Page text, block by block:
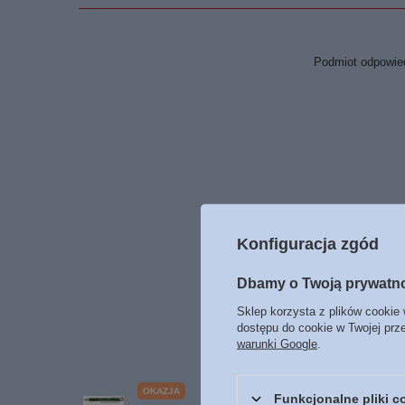
Podmiot
OKAZJA
Konfiguracja zgód
Dbamy o Twoją
Sklep korzysta z plików cookie
dostępu do cookie w Twojej
warunki Google
Funkcjonalne pliki